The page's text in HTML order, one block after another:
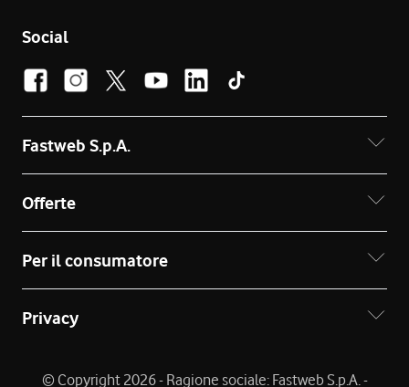
Social
Fastweb S.p.A.
Offerte
Per il consumatore
Privacy
© Copyright 2026 - Ragione sociale: Fastweb S.p.A. -